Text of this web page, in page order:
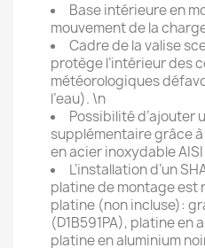
Base intérieure en
mouvement de la
Cadre de la valise
protège l’intérieur des
météorologiques
l’eau). \n
Possibilité d’ajouter
supplémentaire grâce
en acier inoxydable
L’installation d’un
platine de montage est
platine (non incluse):
(D1B591PA), platine en
platine en aluminium